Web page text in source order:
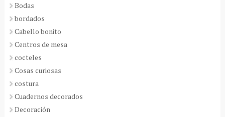
Bodas
bordados
Cabello bonito
Centros de mesa
cocteles
Cosas curiosas
costura
Cuadernos decorados
Decoración